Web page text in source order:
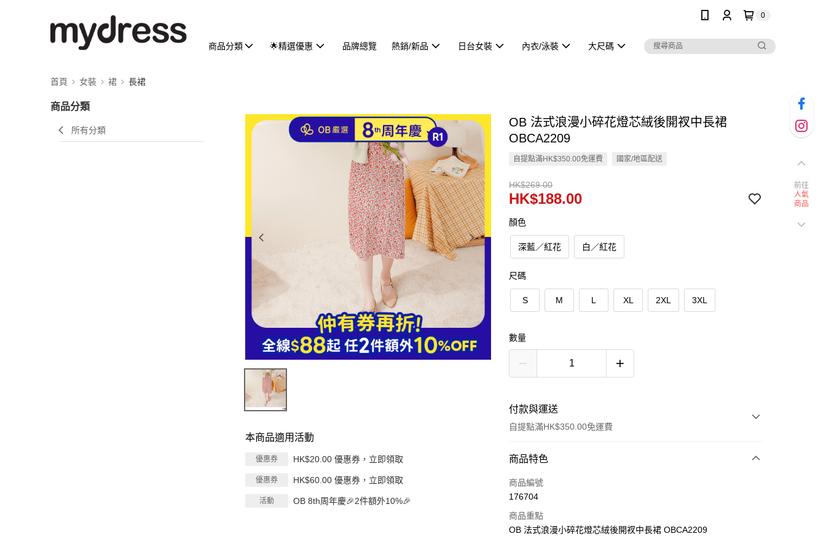
0
商品分類 🌟精選優惠 品牌總覽 熱銷/新品 日台女裝 內衣/泳裝 大尺碼
首頁 女裝 裙 長裙
商品分類
所有分類
本商品適用活動
優惠券 HK$20.00 優惠券，立即領取
優惠券 HK$60.00 優惠券，立即領取
活動 OB 8th周年慶🎉2件額外10%🎉
OB 法式浪漫小碎花燈芯絨後開衩中長裙
OBCA2209
自提點滿HK$350.00免運費 國家/地區配送
HK$269.00
HK$188.00
顏色
深藍／紅花 白／紅花
尺碼
S M L XL 2XL 3XL
數量
付款與運送
自提點滿HK$350.00免運費
付款方式
信用卡
AlipayHK
商品特色
商品編號
176704
商品重點
OB 法式浪漫小碎花燈芯絨後開衩中長裙 OBCA2209
前往
人氣
商品